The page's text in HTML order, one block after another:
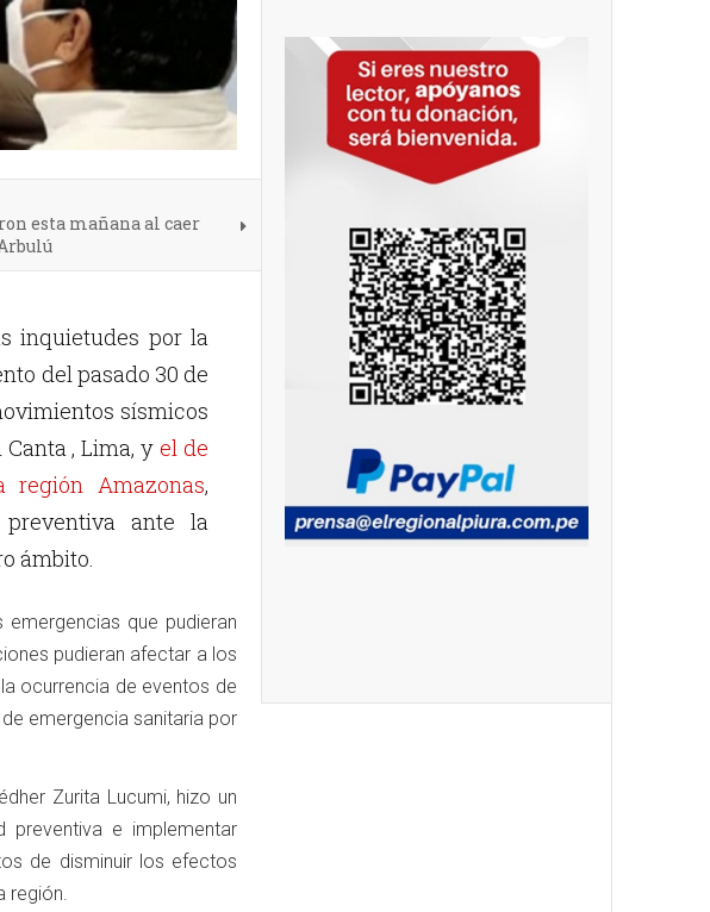
esta mañana al caer
inquietudes por la
del pasado 30 de
sísmicos
Canta , Lima, yel de
Amazonas,
ante la
ámbito.
que pudieran
pudieran afectar a los
ocurrencia de eventos de
emergencia sanitaria por
Zurita Lucumi, hizo un
e implementar
de disminuir los efectos
región.